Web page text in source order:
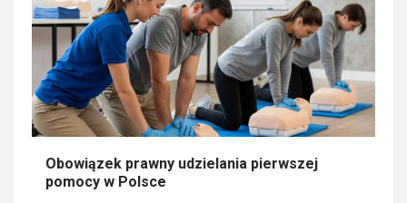
Obowiązek prawny udzielania pierwszej
pomocy w Polsce